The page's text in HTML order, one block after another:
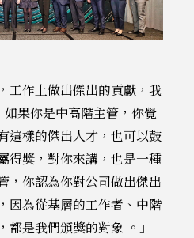
工作上做出傑出的貢獻，我
果你是中高階主管，你覺
這樣的傑出人才，也可以鼓
得獎，對你來講，也是一種
，你認為你對公司做出傑出
因為從基層的工作者、中階
是我們頒獎的對象 。」